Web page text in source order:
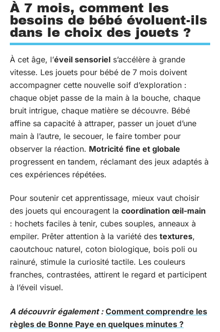
À 7 mois, comment les
besoins de bébé évoluent-ils
dans le choix des jouets ?
À cet âge, l’éveil sensoriel s’accélère à grande
vitesse. Les jouets pour bébé de 7 mois doivent
accompagner cette nouvelle soif d’exploration :
chaque objet passe de la main à la bouche, chaque
bruit intrigue, chaque matière se découvre. Bébé
affine sa capacité à attraper, passer un jouet d’une
main à l’autre, le secouer, le faire tomber pour
observer la réaction. Motricité fine et globale
progressent en tandem, réclamant des jeux adaptés à
ces expériences répétées.
Pour soutenir cet apprentissage, mieux vaut choisir
des jouets qui encouragent la coordination œil-main
: hochets faciles à tenir, cubes souples, anneaux à
empiler. Prêter attention à la variété des textures,
caoutchouc naturel, coton biologique, bois poli ou
rainuré, stimule la curiosité tactile. Les couleurs
franches, contrastées, attirent le regard et participent
à l’éveil visuel.
A découvrir également : Comment comprendre les
règles de Bonne Paye en quelques minutes ?